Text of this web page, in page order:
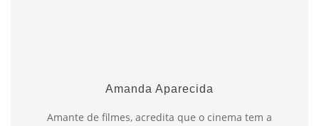
Amanda Aparecida
Amante de filmes, acredita que o cinema tem a